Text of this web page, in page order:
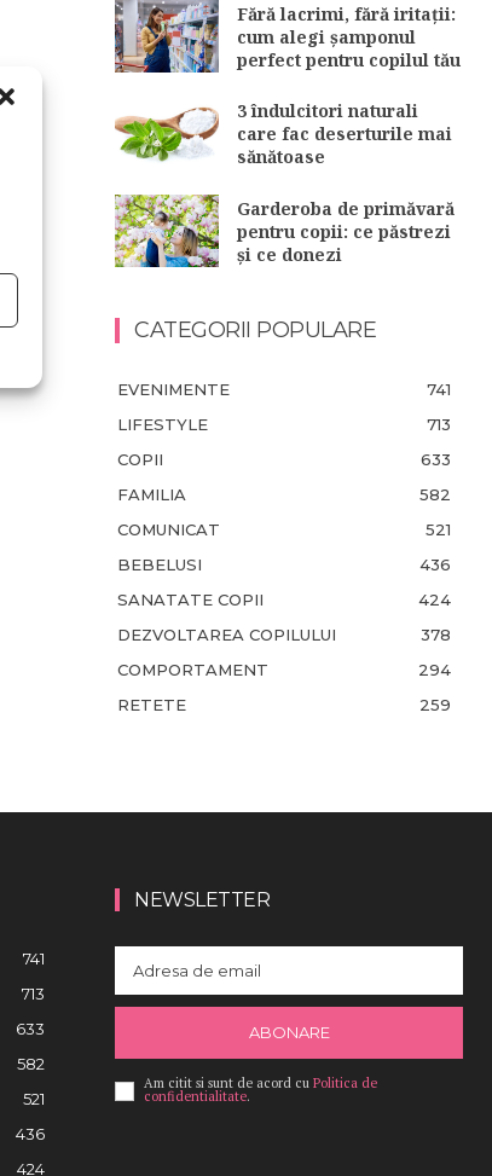
Fără lacrimi, fără iritații:
cum alegi șamponul
perfect pentru copilul tău
3 îndulcitori naturali
care fac deserturile mai
sănătoase
Garderoba de primăvară
pentru copii: ce păstrezi
și ce donezi
CATEGORII POPULARE
EVENIMENTE
741
LIFESTYLE
713
COPII
633
FAMILIA
582
COMUNICAT
521
BEBELUSI
436
SANATATE COPII
424
DEZVOLTAREA COPILULUI
378
COMPORTAMENT
294
RETETE
259
741
713
633
582
521
436
424
NEWSLETTER
ABONARE
Am citit si sunt de acord cu Politica de
confidentialitate.